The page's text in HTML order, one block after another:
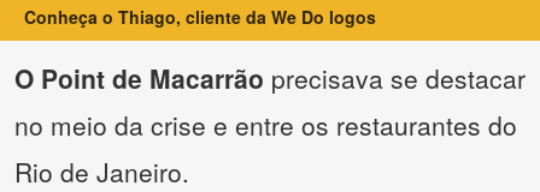
Conheça o Thiago, cliente da We Do logos
O Point de Macarrão precisava se destacar
no meio da crise e entre os restaurantes do
Rio de Janeiro.